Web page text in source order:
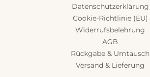
Datenschutzerklärung
Cookie-Richtlinie (EU)
Widerrufsbelehrung
AGB
Rückgabe & Umtausch
Versand & Lieferung